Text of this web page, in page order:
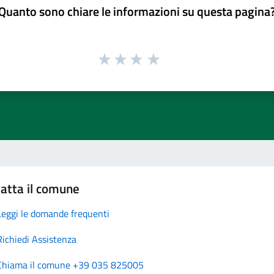
sono chiare le informazioni su questa
il comune
le domande frequenti
Assistenza
il comune +39 035 825005